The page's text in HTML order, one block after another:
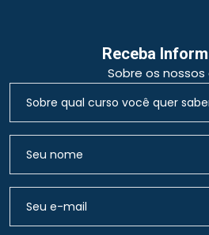
Receba
Sobre os nossos